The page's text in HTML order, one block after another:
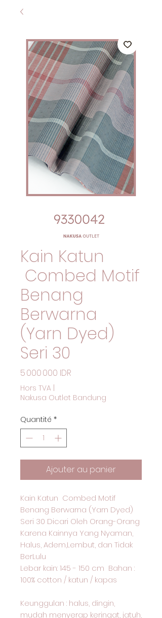
Kain Katun
Combed Motif
Benang
Berwarna
(Yarn Dyed)
Seri 30
5 000 000 IDR
Hors TVA
Nakusa Outlet Bandung
Quantité *
Ajouter au panier
Kain Katun Combed Motif
Benang Berwarna (Yarn Dyed)
Seri 30 Dicari Oleh Orang-Orang
Karena Kainnya Yang Nyaman,
Halus, Adem,Lembut, dan Tidak
BerLulu
Lebar kain: 145 - 150 cm Bahan :
100% cotton / katun / kapas
Keunggulan : halus, dingin,
mudah menyerap keringat, jatuh,